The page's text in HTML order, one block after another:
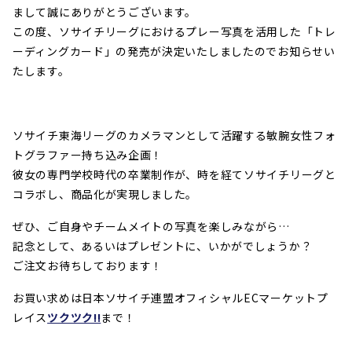
まして誠にありがとうございます。
この度、ソサイチリーグにおけるプレー写真を活用した「トレ
ーディングカード」の発売が決定いたしましたのでお知らせい
たします。
ソサイチ東海リーグのカメラマンとして活躍する敏腕女性フォ
トグラファー持ち込み企画！
彼女の専門学校時代の卒業制作が、時を経てソサイチリーグと
コラボし、商品化が実現しました。
ぜひ、ご自身やチームメイトの写真を楽しみながら…
記念として、あるいはプレゼントに、いかがでしょうか？
ご注文お待ちしております！
お買い求めは日本ソサイチ連盟オフィシャルECマーケットプ
レイスツクツク!!まで！